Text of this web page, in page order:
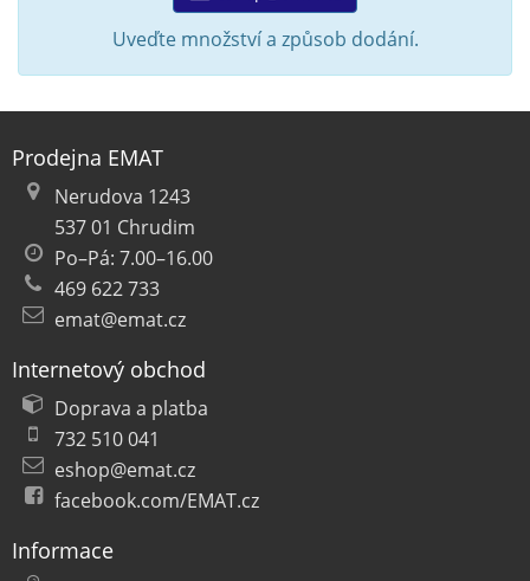
Uveďte množství a způsob dodání.
Prodejna EMAT
Nerudova 1243
537 01 Chrudim
Po–Pá: 7.00–16.00
469 622 733
emat@emat.cz
Internetový obchod
Doprava a platba
732 510 041
eshop@emat.cz
facebook.com/EMAT.cz
Informace